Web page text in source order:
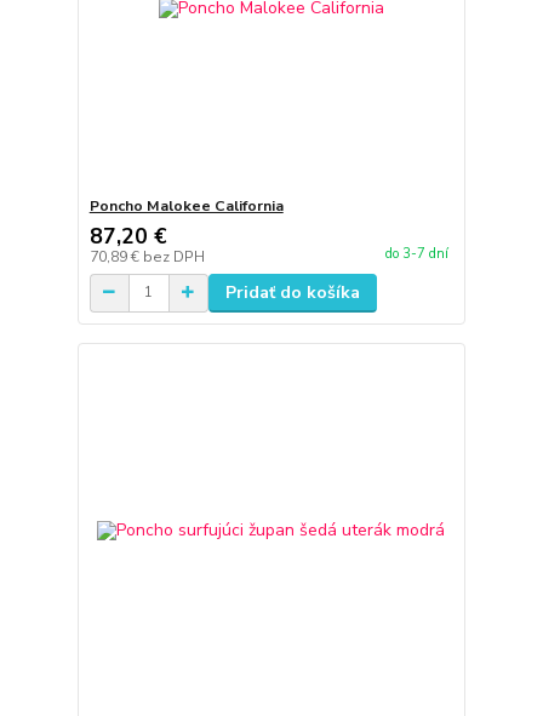
Poncho Malokee California
87,20 €
70,89 € bez DPH do 3-7 dní
Pridať do košíka